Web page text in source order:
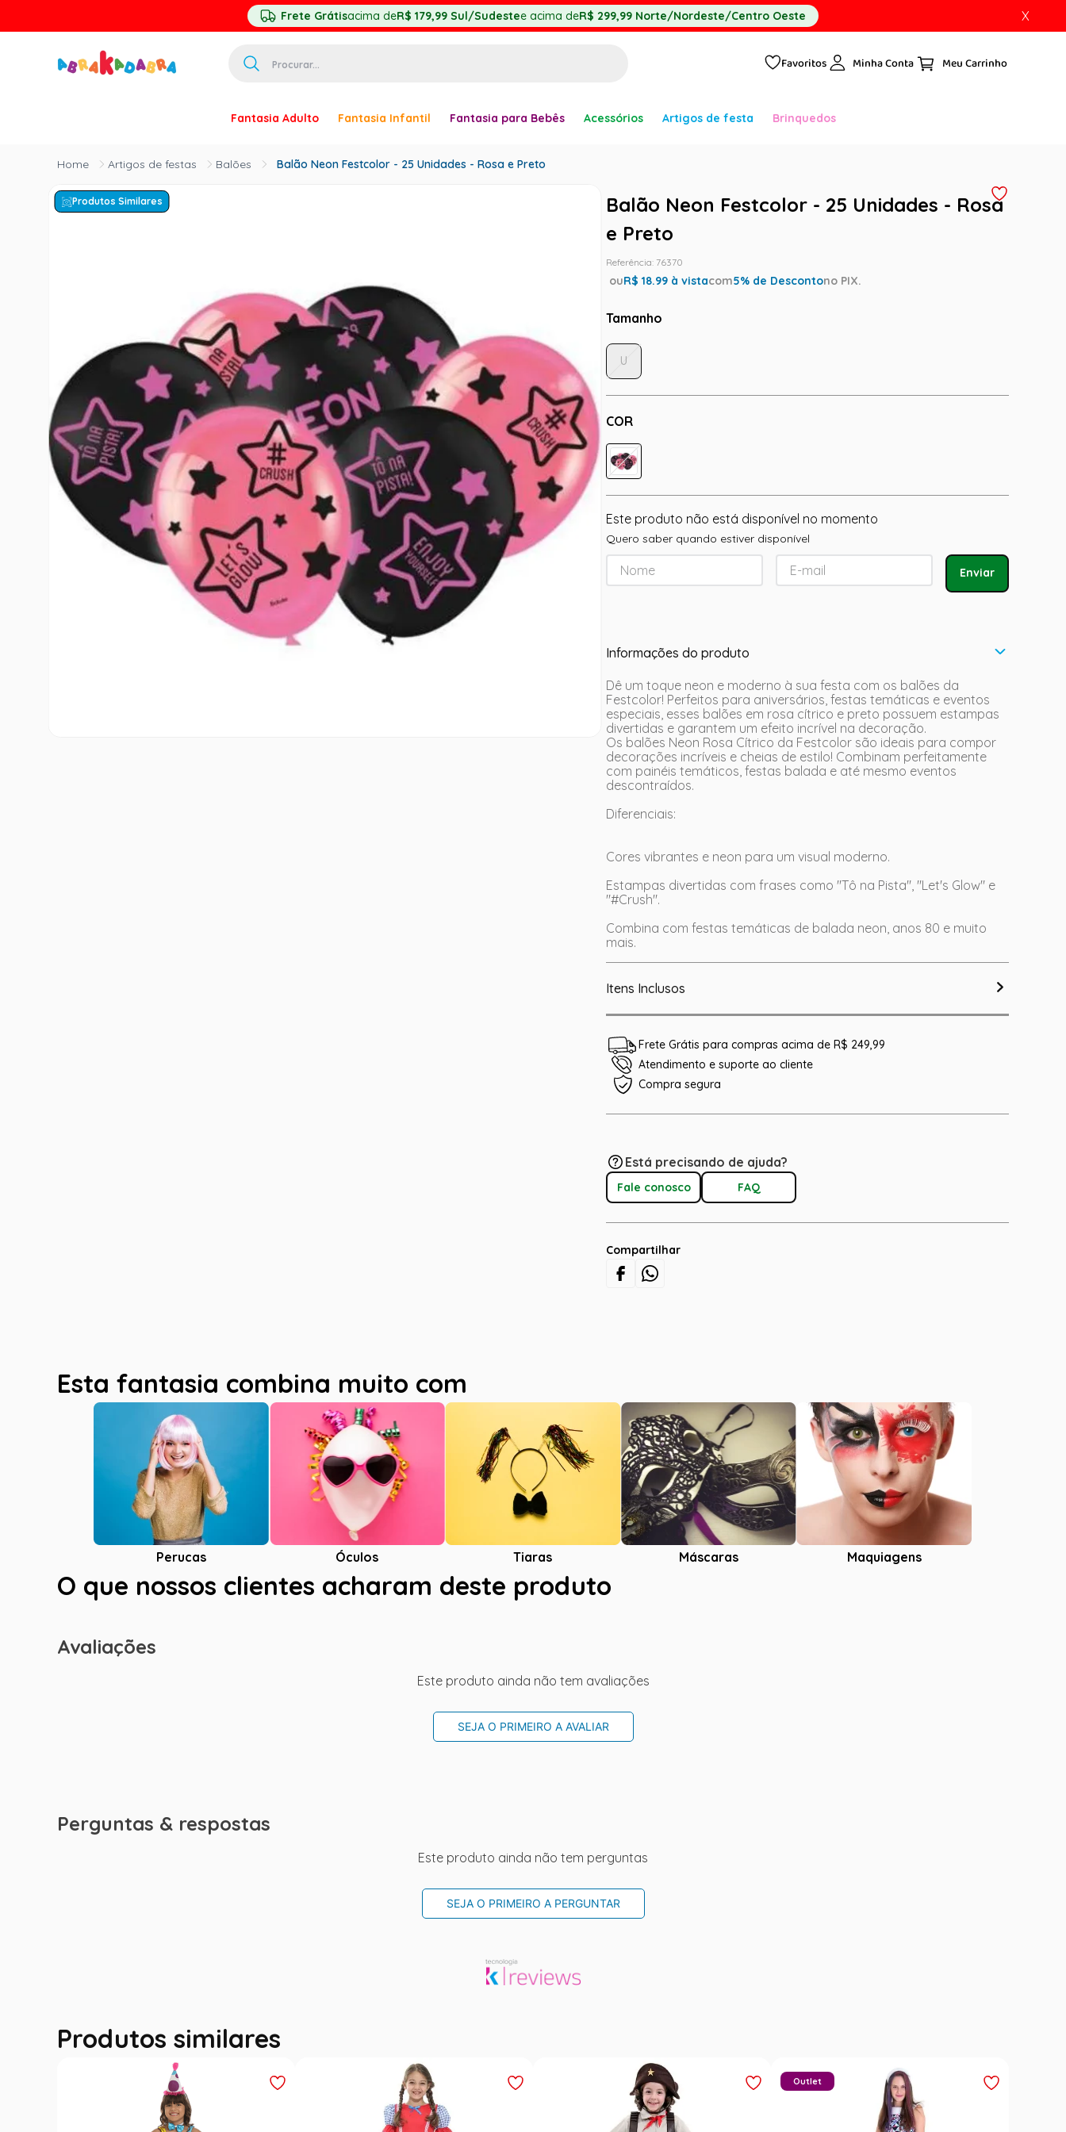
Frete Grátisacima deR$ 179,99 Sul/Sudestee acima deR$ 299,99 Norte/Nordeste/Centro Oeste X
Favoritos Minha Conta
Fantasia Adulto Fantasia Infantil Fantasia para Bebês Acessórios Artigos de festa Brinquedos
Artigos de festas Balões Balão Neon Festcolor - 25 Unidades - Rosa e Preto
Produtos Similares
Balão Neon Festcolor - 25 Unidades - Rosa
e Preto
Referência: 76370
ouR$18.99 à vistacom5% de Descontono PIX.
Tamanho
COR
U
Este produto não está disponível no momento
Quero saber quando estiver disponível
Enviar
Informações do produto
Dê um toque neon e moderno à sua festa com os balões da
Festcolor! Perfeitos para aniversários, festas temáticas e eventos
especiais, esses balões em rosa cítrico e preto possuem estampas
divertidas e garantem um efeito incrível na decoração.
Os balões Neon Rosa Cítrico da Festcolor são ideais para compor
decorações incríveis e cheias de estilo! Combinam perfeitamente
com painéis temáticos, festas balada e até mesmo eventos
descontraídos.
Diferenciais:
Cores vibrantes e neon para um visual moderno.
Estampas divertidas com frases como "Tô na Pista", "Let's Glow" e
"#Crush".
Combina com festas temáticas de balada neon, anos 80 e muito
mais.
Itens Inclusos
Frete Grátis para compras acima de R$ 249,99
Atendimento e suporte ao cliente
Compra segura
Está precisando de ajuda?
Fale conosco FAQ
Compartilhar
Esta fantasia combina muito com
Perucas Óculos Tiaras Máscaras Maquiagens
O que nossos clientes acharam deste produto
Avaliações
Este produto ainda não tem avaliações
SEJA O PRIMEIRO A AVALIAR
Perguntas & respostas
Este produto ainda não tem perguntas
SEJA O PRIMEIRO A PERGUNTAR
Produtos similares
2
º
princesa
7º
palhaço
8º
kpop
branca neve
rumi